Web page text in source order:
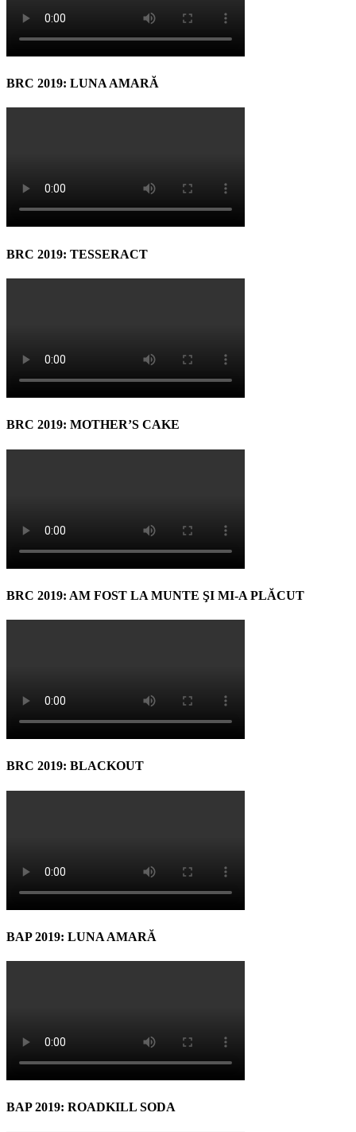
BRC 2019: LUNA AMARĂ
BRC 2019: TESSERACT
BRC 2019: MOTHER’S CAKE
BRC 2019: AM FOST LA MUNTE ŞI MI-A PLĂCUT
BRC 2019: BLACKOUT
BAP 2019: LUNA AMARĂ
BAP 2019: ROADKILL SODA